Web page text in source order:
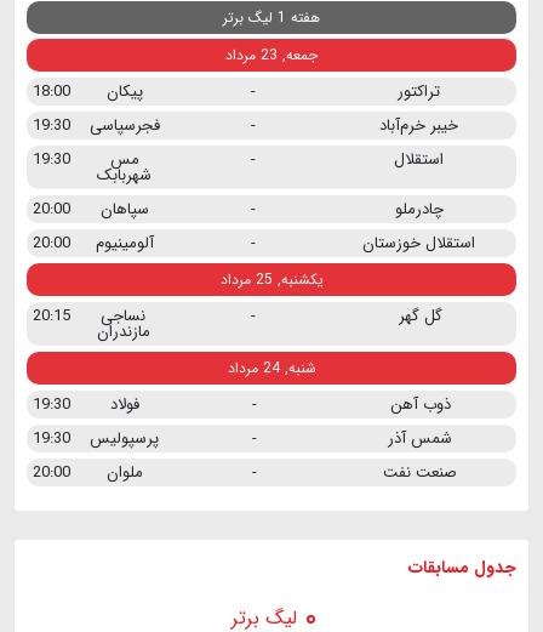
هفته 1 لیگ برتر
جمعه, 23 مرداد
تراکتور - پیکان
18:00
خیبر خرم‌آباد
- فجرسپاسی
19:30
استقلال
- مس
شهربابک
19:30
چادرملو
- سپاهان
20:00
استقلال خوزستان
- آلومینیوم 20:00
یکشنبه, 25 مرداد
گل گهر - نساجی
مازندران
20:15
شنبه, 24 مرداد
ذوب آهن - فولاد
19:30
شمس آذر
- پرسپولیس
19:30
صنعت نفت
- ملوان 20:00
جدول مسابقات
لیگ برتر